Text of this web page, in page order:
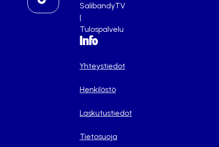
SalibandyTV
|
Tulospalvelu
Info
Yhteystiedot
Henkilöstö
Laskutustiedot
Tietosuoja